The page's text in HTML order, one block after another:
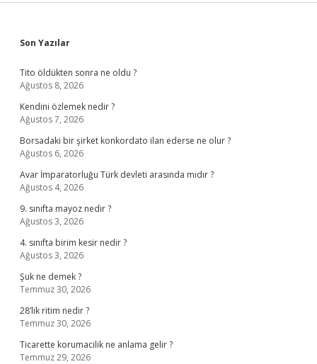
Sidebar
Son Yazılar
Tito öldükten sonra ne oldu ?
Ağustos 8, 2026
Kendini özlemek nedir ?
Ağustos 7, 2026
Borsadaki bir şirket konkordato ilan ederse ne olur ?
Ağustos 6, 2026
Avar İmparatorluğu Türk devleti arasında mıdır ?
Ağustos 4, 2026
9. sınıfta mayoz nedir ?
Ağustos 3, 2026
4. sınıfta birim kesir nedir ?
Ağustos 3, 2026
Şuk ne demek ?
Temmuz 30, 2026
28’lik ritim nedir ?
Temmuz 30, 2026
Ticarette korumacilik ne anlama gelir ?
Temmuz 29, 2026